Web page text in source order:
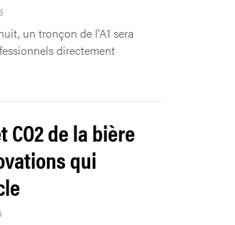
un tronçon de l'A1 sera
directement
CO2 de la bière
qui